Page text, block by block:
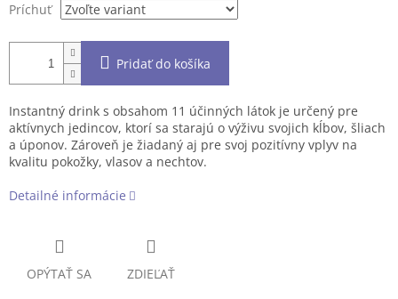
Príchuť
Pridať do košíka
Instantný drink s obsahom 11 účinných látok je určený pre
aktívnych jedincov, ktorí sa starajú o výživu svojich kĺbov, šliach
a úponov. Zároveň je žiadaný aj pre svoj pozitívny vplyv na
kvalitu pokožky, vlasov a nechtov.
Detailné informácie
OPÝTAŤ SA ZDIEĽAŤ